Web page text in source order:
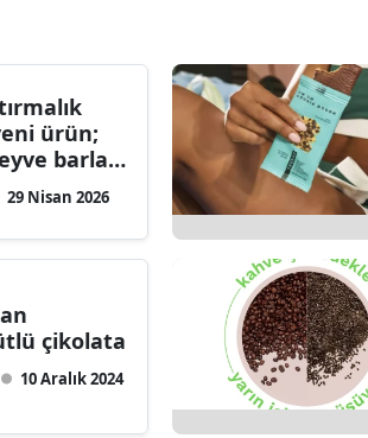
ürün;
barları
29 Nisan 2026
çikolata
10 Aralık 2024